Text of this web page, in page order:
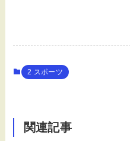
2 スポーツ
関連記事